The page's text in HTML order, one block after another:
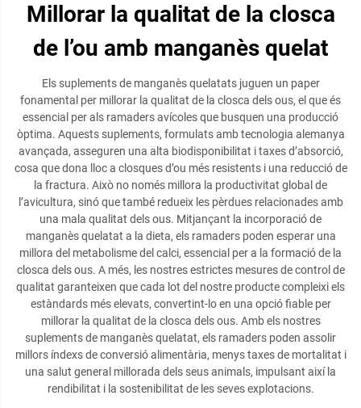
Millorar la qualitat de la closca
de l’ou amb manganès quelat
Els suplements de manganès quelatats juguen un paper
fonamental per millorar la qualitat de la closca dels ous, el que és
essencial per als ramaders avícoles que busquen una producció
òptima. Aquests suplements, formulats amb tecnologia alemanya
avançada, asseguren una alta biodisponibilitat i taxes d’absorció,
cosa que dona lloc a closques d’ou més resistents i una reducció de
la fractura. Això no només millora la productivitat global de
l’avicultura, sinó que també redueix les pèrdues relacionades amb
una mala qualitat dels ous. Mitjançant la incorporació de
manganès quelatat a la dieta, els ramaders poden esperar una
millora del metabolisme del calci, essencial per a la formació de la
closca dels ous. A més, les nostres estrictes mesures de control de
qualitat garanteixen que cada lot del nostre producte compleixi els
estàndards més elevats, convertint-lo en una opció fiable per
millorar la qualitat de la closca dels ous. Amb els nostres
suplements de manganès quelatat, els ramaders poden assolir
millors índexs de conversió alimentària, menys taxes de mortalitat i
una salut general millorada dels seus animals, impulsant així la
rendibilitat i la sostenibilitat de les seves explotacions.